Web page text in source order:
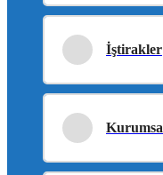
İştirakler